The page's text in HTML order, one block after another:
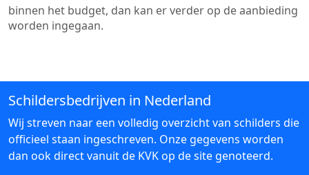
binnen het budget, dan kan er verder op de aanbieding
worden ingegaan.
Schildersbedrijven in Nederland
Wij streven naar een volledig overzicht van schilders die
officieel staan ingeschreven. Onze gegevens worden
dan ook direct vanuit de KVK op de site genoteerd.